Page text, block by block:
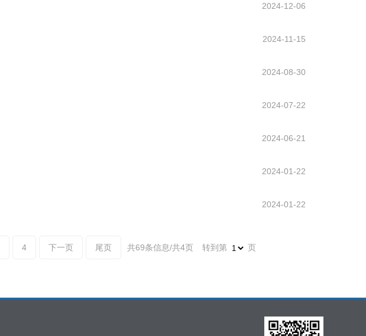
2024-12-06
2024-11-15
2024-08-30
2024-07-22
2024-06-21
2024-01-22
2024-01-22
4 下一页 尾页 共69条信息/共4页 转到第 页